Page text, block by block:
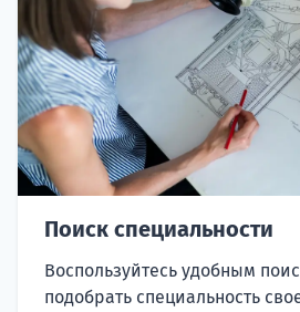
Поиск специальности
Воспользуйтесь удобным
подобрать специальность